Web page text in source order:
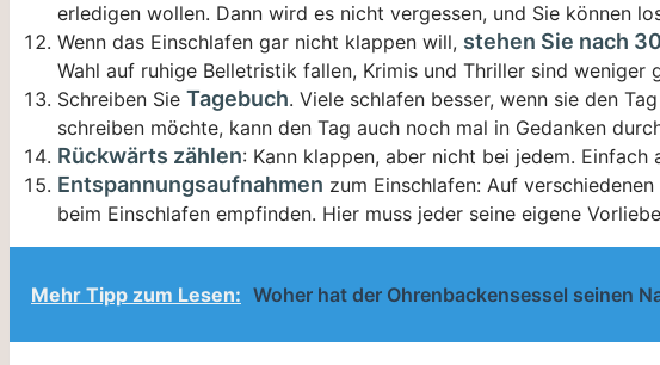
erledigen wollen. Dann wird es nicht vergessen, und Sie können
Wenn das Einschlafen gar nicht klappen will, stehen Sie nach
Wahl auf ruhige Belletristik fallen, Krimis und Thriller sind weniger
Schreiben Sie Tagebuch. Viele schlafen besser, wenn sie den
schreiben möchte, kann den Tag auch noch mal in Gedanken
Rückwärts zählen: Kann klappen, aber nicht bei jedem. Einfach
Entspannungsaufnahmen zum Einschlafen: Auf
beim Einschlafen empfinden. Hier muss jeder seine eigene
Mehr Tipp zum Lesen: Woher hat der Ohrenbackensessel seinen